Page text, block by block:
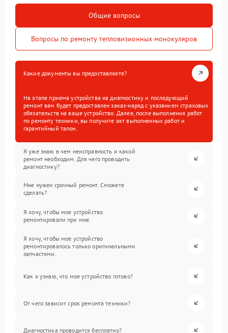
Общие вопросы
Вопросы по ремонту тепловизионных монокуляров
Какие документы вы предоставляете?
На этапе приема устройства на диагностику и последующий
ремонт вам будет предоставлен заказ-наряд с указанием страховых
обязательств на ваше устройство. Далее, после выполнения работ
по ремонту техники, вы получите акт выполненных работ и
гарантийный талон.
Я уже знаю в чем неисправность и какой
ремонт необходим. Для чего проводить
диагностику?
Мне нужен срочный ремонт. Сможете
сделать?
Я хочу, чтобы мое устройство
ремонтировали при мне.
Я хочу, чтобы мое устройство
ремонтировалось только оригинальными
запчастями.
Как я узнаю, что мое устройство готово?
От чего зависит срок ремонта техники?
Диагностика проводится бесплатно?